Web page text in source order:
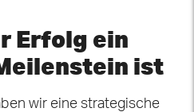
Erfolg ein
ist
wir eine strategische